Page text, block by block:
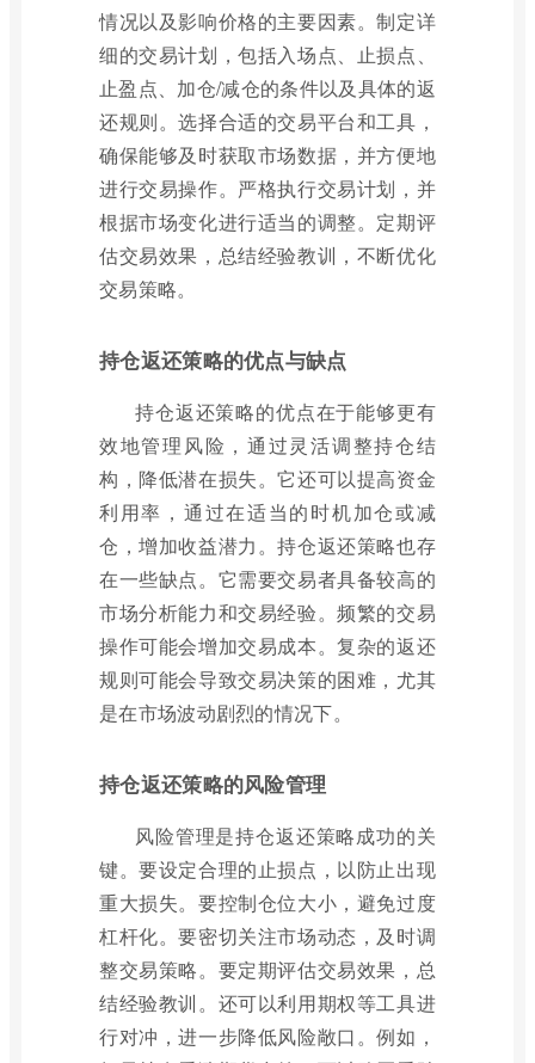
情况以及影响价格的主要因素。制定详
细的交易计划，包括入场点、止损点、
止盈点、加仓/减仓的条件以及具体的返
还规则。选择合适的交易平台和工具，
确保能够及时获取市场数据，并方便地
进行交易操作。严格执行交易计划，并
根据市场变化进行适当的调整。定期评
估交易效果，总结经验教训，不断优化
交易策略。
持仓返还策略的优点与缺点
持仓返还策略的优点在于能够更有
效地管理风险，通过灵活调整持仓结
构，降低潜在损失。它还可以提高资金
利用率，通过在适当的时机加仓或减
仓，增加收益潜力。持仓返还策略也存
在一些缺点。它需要交易者具备较高的
市场分析能力和交易经验。频繁的交易
操作可能会增加交易成本。复杂的返还
规则可能会导致交易决策的困难，尤其
是在市场波动剧烈的情况下。
持仓返还策略的风险管理
风险管理是持仓返还策略成功的关
键。要设定合理的止损点，以防止出现
重大损失。要控制仓位大小，避免过度
杠杆化。要密切关注市场动态，及时调
整交易策略。要定期评估交易效果，总
结经验教训。还可以利用期权等工具进
行对冲，进一步降低风险敞口。例如，